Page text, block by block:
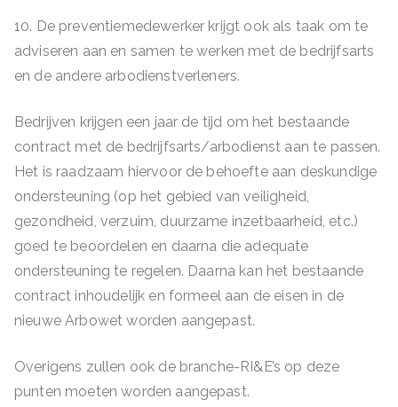
10. De preventiemedewerker krijgt ook als taak om te
adviseren aan en samen te werken met de bedrijfsarts
en de andere arbodienstverleners.
Bedrijven krijgen een jaar de tijd om het bestaande
contract met de bedrijfsarts/arbodienst aan te passen.
Het is raadzaam hiervoor de behoefte aan deskundige
ondersteuning (op het gebied van veiligheid,
gezondheid, verzuim, duurzame inzetbaarheid, etc.)
goed te beoordelen en daarna die adequate
ondersteuning te regelen. Daarna kan het bestaande
contract inhoudelijk en formeel aan de eisen in de
nieuwe Arbowet worden aangepast.
Overigens zullen ook de branche-RI&E’s op deze
punten moeten worden aangepast.